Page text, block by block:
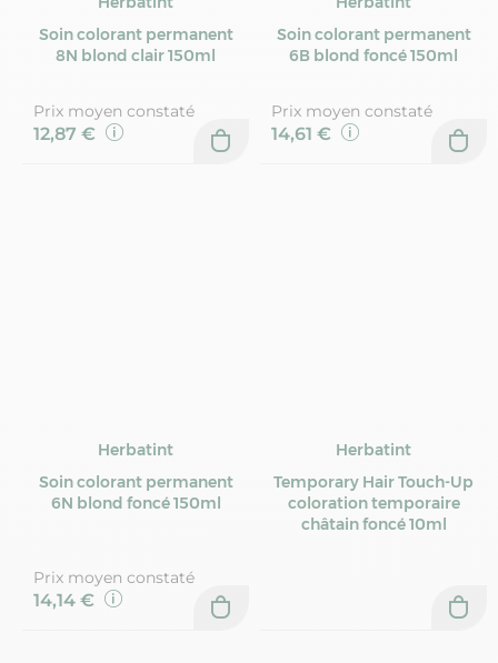
Soin colorant permanent
8N blond clair 150ml
Prix moyen constaté
12,87 €
Soin colorant permanent
6B blond foncé 150ml
Prix moyen constaté
14,61 €
Herbatint
Soin colorant permanent
6N blond foncé 150ml
Prix moyen constaté
14,14 €
Herbatint
Temporary Hair Touch-Up
coloration temporaire
châtain foncé 10ml